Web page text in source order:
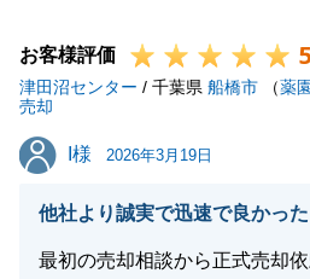
今後また何かお困りごとがご
気軽にご相談下さい。
この度はお取引ありがとうござ
閉じる
お客様評価 5
津田沼センター / 千葉県 船橋市 （薬
売却
I様
I様 2026年3月19日
他社より誠実で迅速で良かった
最初の売却相談から正式売却